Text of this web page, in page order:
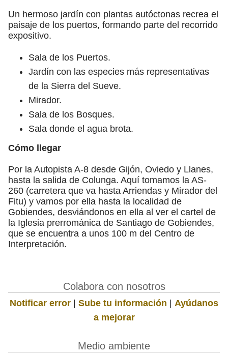
Un hermoso jardín con plantas autóctonas recrea el
paisaje de los puertos, formando parte del recorrido
expositivo.
Sala de los Puertos.
Jardín con las especies más representativas
de la Sierra del Sueve.
Mirador.
Sala de los Bosques.
Sala donde el agua brota.
Cómo llegar
Por la Autopista A-8 desde Gijón, Oviedo y Llanes,
hasta la salida de Colunga. Aquí tomamos la AS-
260 (carretera que va hasta Arriendas y Mirador del
Fitu) y vamos por ella hasta la localidad de
Gobiendes, desviándonos en ella al ver el cartel de
la Iglesia prerrománica de Santiago de Gobiendes,
que se encuentra a unos 100 m del Centro de
Interpretación.
Colabora con nosotros
Notificar error | Sube tu información | Ayúdanos
a mejorar
Medio ambiente